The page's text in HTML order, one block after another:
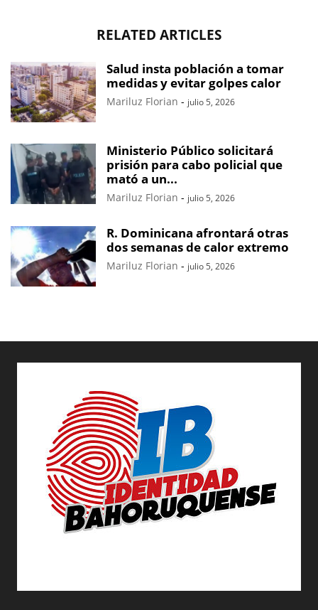
RELATED ARTICLES
Salud insta población a tomar
medidas y evitar golpes calor
Mariluz Florian - julio 5, 2026
Ministerio Público solicitará
prisión para cabo policial que
mató a un...
Mariluz Florian - julio 5, 2026
R. Dominicana afrontará otras
dos semanas de calor extremo
Mariluz Florian - julio 5, 2026